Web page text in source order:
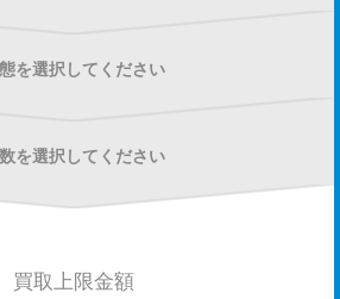
を選択してください
を選択してください
買取上限金額